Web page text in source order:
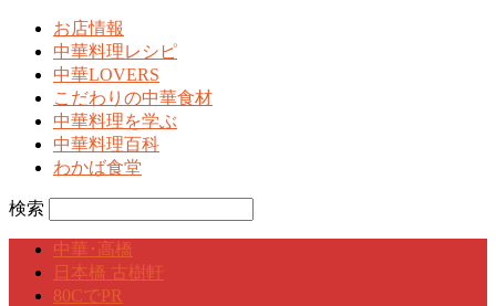
お店情報
中華料理レシピ
中華LOVERS
こだわりの中華食材
中華料理を学ぶ
中華料理百科
わかば食堂
検索
中華･高橋
日本橋 古樹軒
80CでPR